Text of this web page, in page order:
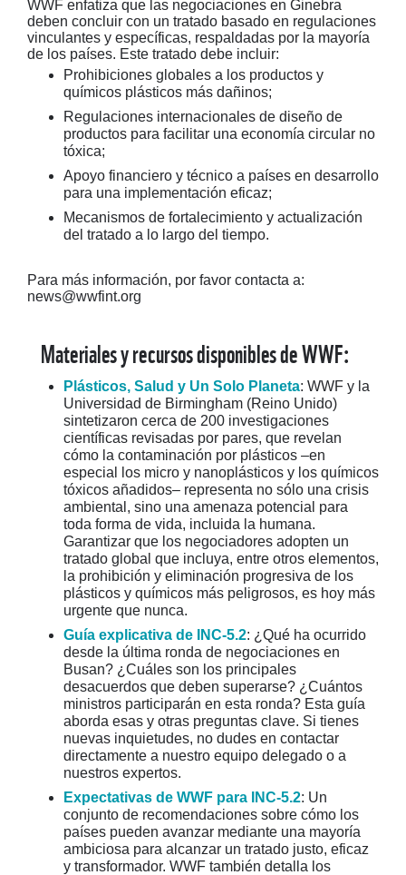
WWF enfatiza que las negociaciones en Ginebra
deben concluir con un tratado basado en regulaciones
vinculantes y específicas, respaldadas por la mayoría
de los países. Este tratado debe incluir:
Prohibiciones globales a los productos y
químicos plásticos más dañinos;
Regulaciones internacionales de diseño de
productos para facilitar una economía circular no
tóxica;
Apoyo financiero y técnico a países en desarrollo
para una implementación eficaz;
Mecanismos de fortalecimiento y actualización
del tratado a lo largo del tiempo.
Para más información, por favor contacta a:
news@wwfint.org
Materiales y recursos disponibles de WWF:
Plásticos, Salud y Un Solo Planeta: WWF y la
Universidad de Birmingham (Reino Unido)
sintetizaron cerca de 200 investigaciones
científicas revisadas por pares, que revelan
cómo la contaminación por plásticos –en
especial los micro y nanoplásticos y los químicos
tóxicos añadidos– representa no sólo una crisis
ambiental, sino una amenaza potencial para
toda forma de vida, incluida la humana.
Garantizar que los negociadores adopten un
tratado global que incluya, entre otros elementos,
la prohibición y eliminación progresiva de los
plásticos y químicos más peligrosos, es hoy más
urgente que nunca.
Guía explicativa de INC-5.2: ¿Qué ha ocurrido
desde la última ronda de negociaciones en
Busan? ¿Cuáles son los principales
desacuerdos que deben superarse? ¿Cuántos
ministros participarán en esta ronda? Esta guía
aborda esas y otras preguntas clave. Si tienes
nuevas inquietudes, no dudes en contactar
directamente a nuestro equipo delegado o a
nuestros expertos.
Expectativas de WWF para INC-5.2: Un
conjunto de recomendaciones sobre cómo los
países pueden avanzar mediante una mayoría
ambiciosa para alcanzar un tratado justo, eficaz
y transformador. WWF también detalla los